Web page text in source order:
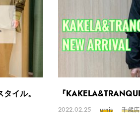
イル。 『
2022.02.25 urnis 千歳店